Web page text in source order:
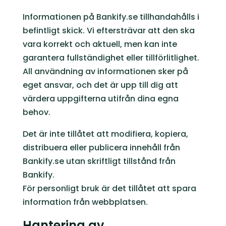
Informationen på Bankify.se tillhandahålls i
befintligt skick. Vi eftersträvar att den ska
vara korrekt och aktuell, men kan inte
garantera fullständighet eller tillförlitlighet.
All användning av informationen sker på
eget ansvar, och det är upp till dig att
värdera uppgifterna utifrån dina egna
behov.
Det är inte tillåtet att modifiera, kopiera,
distribuera eller publicera innehåll från
Bankify.se utan skriftligt tillstånd från
Bankify.
För personligt bruk är det tillåtet att spara
information från webbplatsen.